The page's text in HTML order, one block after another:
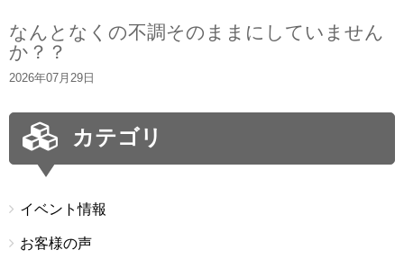
なんとなくの不調そのままにしていません
か？？
2026年07月29日
カテゴリ
イベント情報
お客様の声